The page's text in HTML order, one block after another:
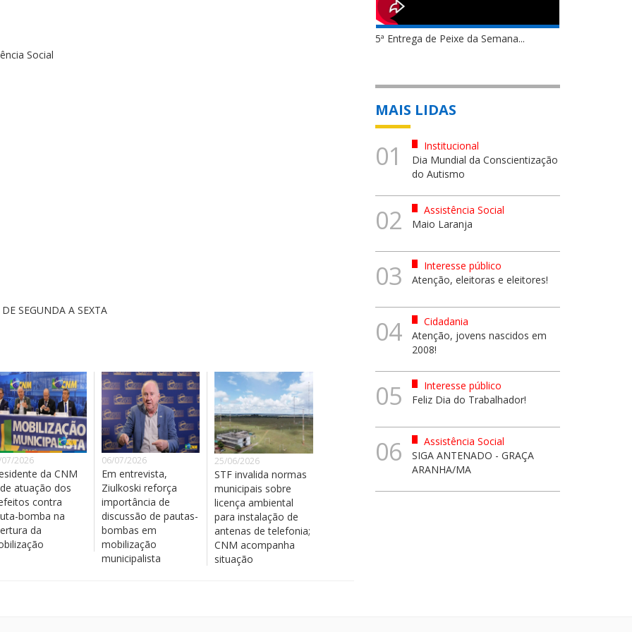
Social
SEGUNDA A SEXTA
2026
da CNM
atuação dos
contra
bomba na
da
06/07/2026
Em entrevista,
Ziulkoski reforça
importância de
discussão de pautas-
bombas em
mobilização
municipalista
25/06/2026
STF invalida normas
municipais sobre
licença ambiental
para instalação de
antenas de telefonia;
CNM acompanha
situação
5ª Entrega de Peixe da Semana...
MAIS LIDAS
01
Institucional
Dia Mundial da Conscientização
do Autismo
02
Assistência Social
Maio Laranja
03
Interesse público
Atenção, eleitoras e eleitores!
04
Cidadania
Atenção, jovens nascidos em
2008!
05
Interesse público
Feliz Dia do Trabalhador!
06
Assistência Social
SIGA ANTENADO - GRAÇA
ARANHA/MA